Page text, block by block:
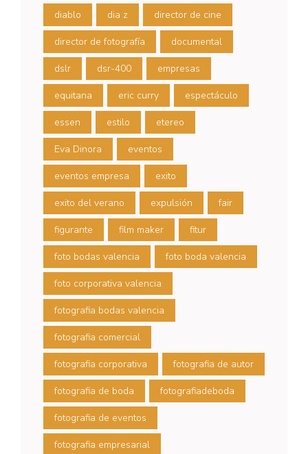
diablo dia z director de cine
director de fotografía documental
dslr dsr-400 empresas
equitana eric curry espectáculo
essen estilo etereo
Eva Dinora eventos
eventos empresa exito
exito del verano expulsión fair
figurante film maker fitur
foto bodas valencia foto boda valencia
foto corporativa valencia
fotografia bodas valencia
fotografia comercial
fotografia corporativa fotografia de autor
fotografia de boda fotografiadeboda
fotografia de eventos
fotografia empresarial